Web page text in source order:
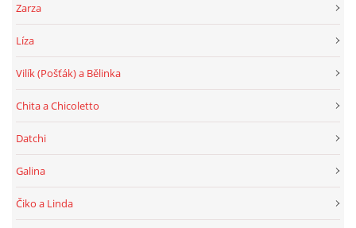
Zarza
Líza
Vilík (Pošťák) a Bělinka
Chita a Chicoletto
Datchi
Galina
Čiko a Linda